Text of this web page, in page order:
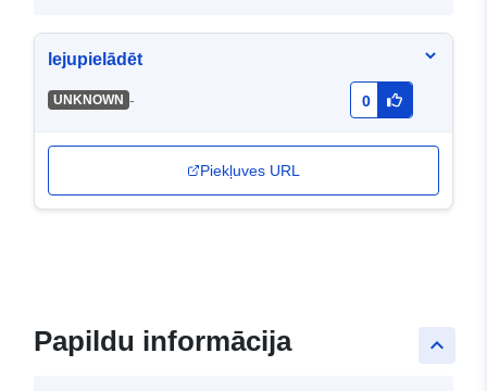
lejupielādēt
UNKNOWN - 0
Piekļuves URL
keyboard_arrow_up
Papildu informācija